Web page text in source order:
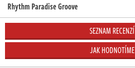
Rhythm Paradise Groove
SEZNAM RECENZÍ
JAK HODNOTÍME